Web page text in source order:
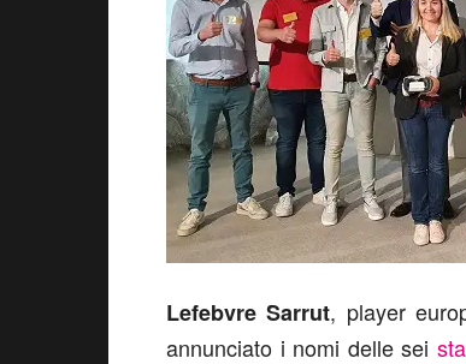
Lefebvre Sarrut, player
annunciato i nomi delle sei